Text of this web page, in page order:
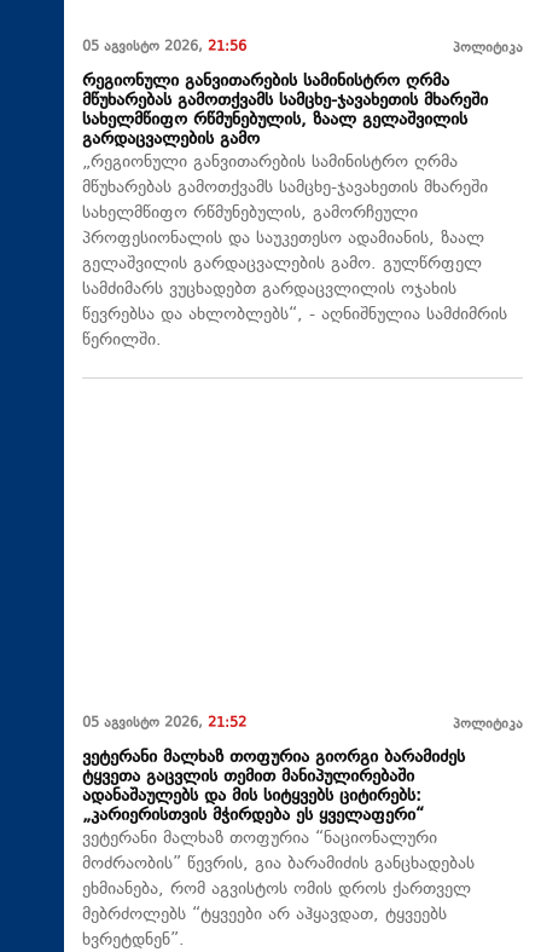
05 აგვისტო 2026, 21:56 პოლიტიკა
რეგიონული განვითარების სამინისტრო ღრმა
მწუხარებას გამოთქვამს სამცხე-ჯავახეთის მხარეში
სახელმწიფო რწმუნებულის, ზაალ გელაშვილის
გარდაცვალების გამო
„რეგიონული განვითარების სამინისტრო ღრმა
მწუხარებას გამოთქვამს სამცხე-ჯავახეთის მხარეში
სახელმწიფო რწმუნებულის, გამორჩეული
პროფესიონალის და საუკეთესო ადამიანის, ზაალ
გელაშვილის გარდაცვალების გამო. გულწრფელ
სამძიმარს ვუცხადებთ გარდაცვლილის ოჯახის
წევრებსა და ახლობლებს“, - აღნიშნულია სამძიმრის
წერილში.
05 აგვისტო 2026, 21:52 პოლიტიკა
ვეტერანი მალხაზ თოფურია გიორგი ბარამიძეს
ტყვეთა გაცვლის თემით მანიპულირებაში
ადანაშაულებს და მის სიტყვებს ციტირებს:
„კარიერისთვის მჭირდება ეს ყველაფერი“
ვეტერანი მალხაზ თოფურია “ნაციონალური
მოძრაობის” წევრის, გია ბარამიძის განცხადებას
ეხმიანება, რომ აგვისტოს ომის დროს ქართველ
მებრძოლებს “ტყვეები არ აჰყავდათ, ტყვეებს
ხვრეტდნენ”.